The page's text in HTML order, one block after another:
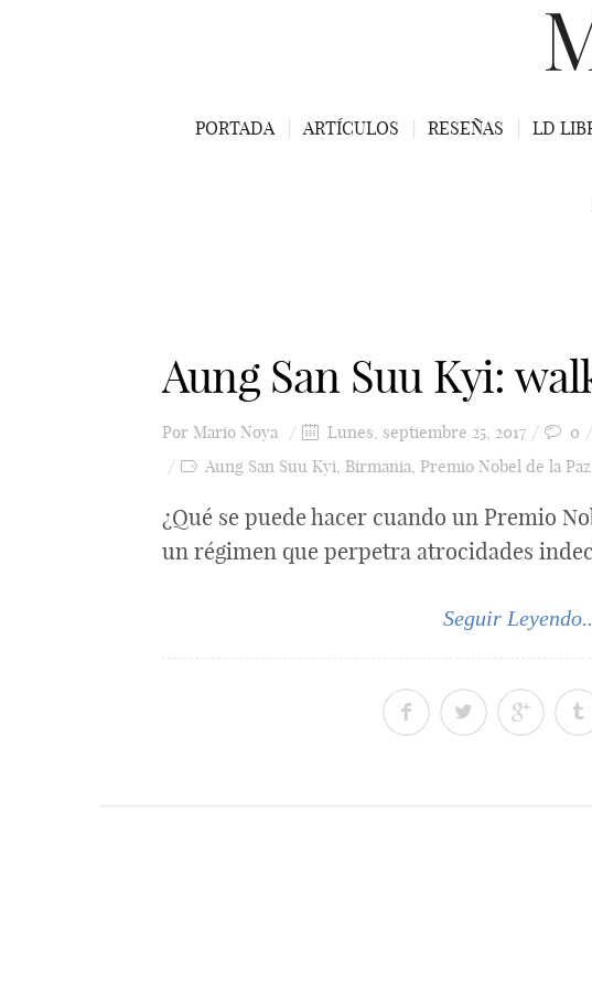
PORTADA ARTÍCULOS RESEÑAS LD
Aung San Suu Kyi:
Por Mario Noya Lunes, septiembre 25, 2017 0
Aung San Suu Kyi, Birmania, Premio Nobel de la Paz
¿Qué se puede hacer cuando un Premio
un régimen que perpetra atrocidades
Seguir